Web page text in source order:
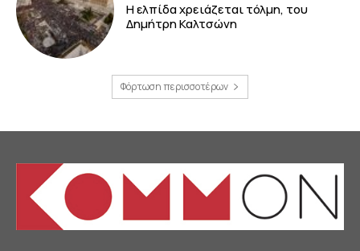
Η ελπίδα χρειάζεται τόλμη, του
Δημήτρη Καλτσώνη
Φόρτωση περισσοτέρων